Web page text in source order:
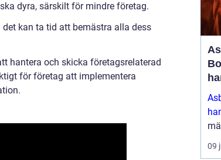
dyra, särskilt för mindre företag.
kan ta tid att bemästra alla dess
hantera och skicka företagsrelaterad
för företag att implementera
09